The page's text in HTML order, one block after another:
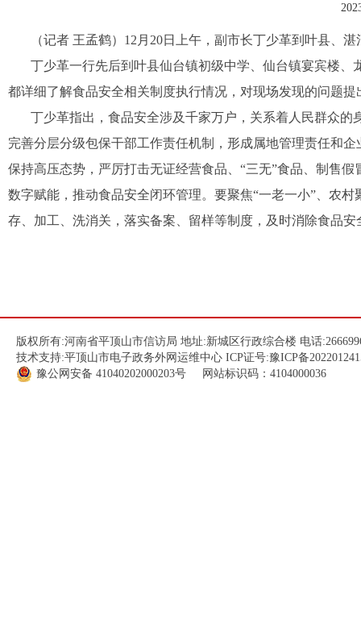
（记者 王孟鹤）12月20日上午，副市长丁少革到叶县、
丁少革一行先后到叶县仙台镇初级中学、仙台镇宴宾楼
都详细了解食品安全相关制度执行情况，对现场发现的问题提
丁少革指出，食品安全涉及千家万户，关系着人民群众
完善分层分级包保干部工作责任机制，形成属地管理责任和
保持高压态势，严厉打击无证经营食品、“三无”食品、制售
数字赋能，推动食品安全闭环管理。要聚焦“一老一小”、农
存、加工、洗消关，落实备案、留样等制度，及时消除食品
版权所有:河南省平顶山市信访局 地址:新城区行政综合楼 电话
技术支持:平顶山市电子政务外网运维中心 ICP证号:豫ICP备
豫公网安备 41040202000203号 网站标识码：4104000036